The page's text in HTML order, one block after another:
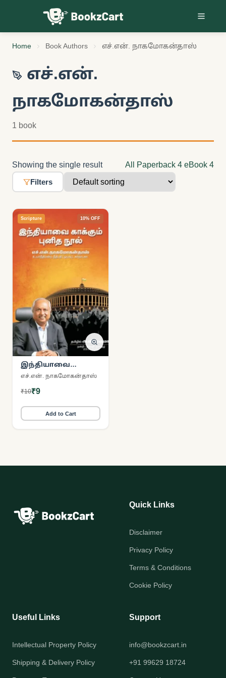
Skip to content
Home Book Authors எச்.என். நாகமோகன்தாஸ்
எச்.என்.
நாகமோகன்தாஸ்
1 book
Showing the single result All Paperback 4 eBook 4
Filters
Scripture 10% OFF
இந்தியாவை
காக்கும் புனித நூல்
எச்.என். நாகமோகன்தாஸ்
₹10₹9
Add to Cart
Quick Links
Disclaimer
Privacy Policy
Terms & Conditions
Cookie Policy
Useful Links
Intellectual Property Policy
Shipping & Delivery Policy
Support
info@bookzcart.in
+91 99629 18724